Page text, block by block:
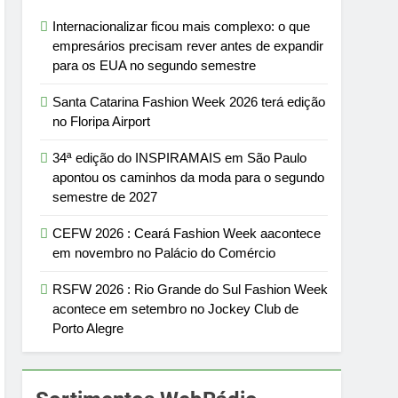
Internacionalizar ficou mais complexo: o que
empresários precisam rever antes de expandir
para os EUA no segundo semestre
Santa Catarina Fashion Week 2026 terá edição
no Floripa Airport
34ª edição do INSPIRAMAIS em São Paulo
apontou os caminhos da moda para o segundo
semestre de 2027
CEFW 2026 : Ceará Fashion Week aacontece
em novembro no Palácio do Comércio
RSFW 2026 : Rio Grande do Sul Fashion Week
acontece em setembro no Jockey Club de
Porto Alegre